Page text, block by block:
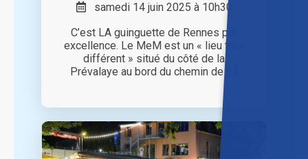
samedi 14 juin 2025 à 10h30
C’est LA guinguette de Rennes par
excellence. Le MeM est un « lieu très
différent » situé du côté de la
Prévalaye au bord du chemin de [...]